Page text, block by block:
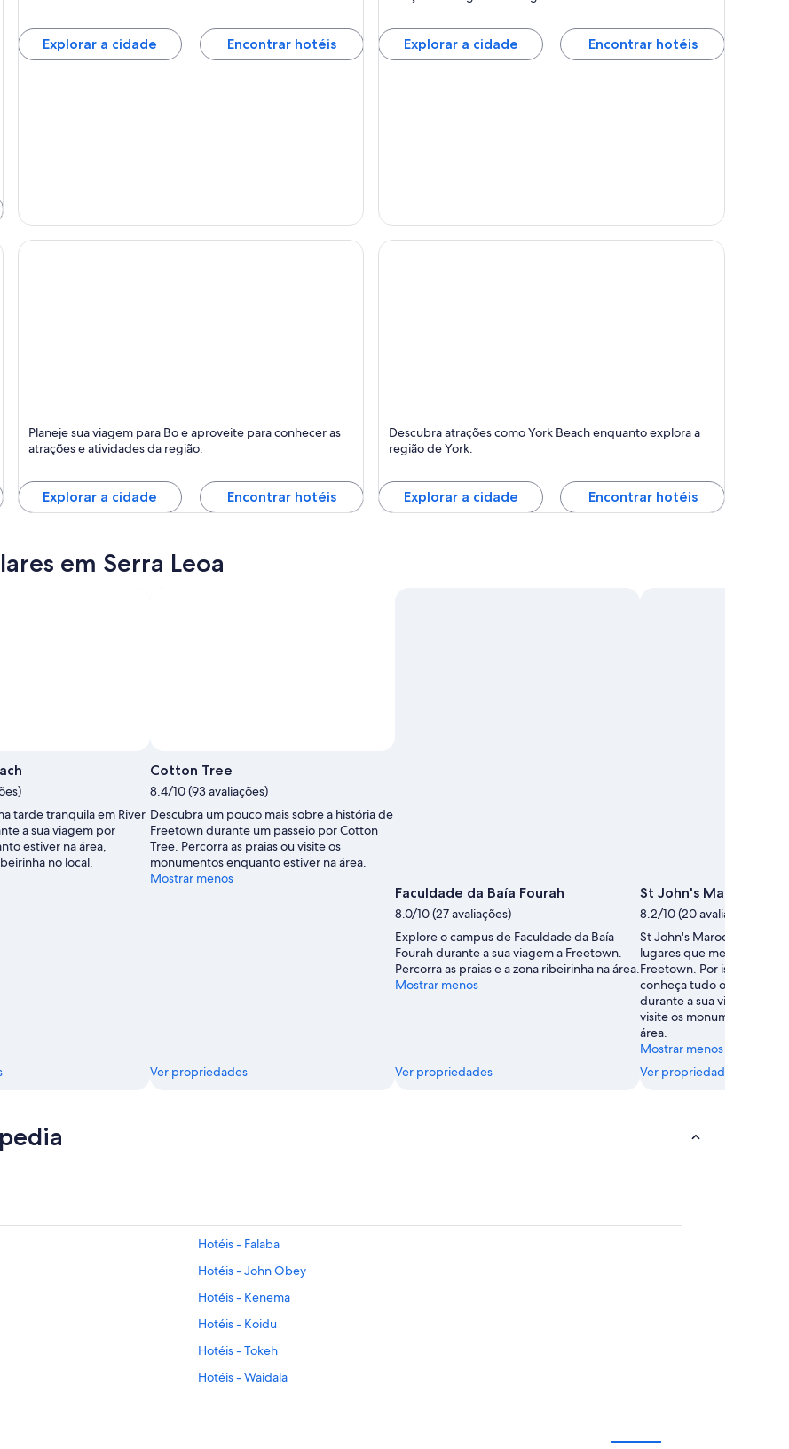
Explorar a cidade Encontrar hotéis Explorar a cidade Encontrar hotéis
Planeje sua viagem para Bo e aproveite para conhecer as
atrações e atividades da região.
Explorar a cidade Encontrar hotéis
Descubra atrações como York Beach enquanto explora a
região de York.
Explorar a cidade Encontrar hotéis
em Serra Leoa
tarde tranquila em River
a sua viagem por
estiver na área,
no local.
Cotton Tree
8.4/10 (93 avaliações)
Descubra um pouco mais sobre a história de
Freetown durante um passeio por Cotton
Tree. Percorra as praias ou visite os
monumentos enquanto estiver na área.
Mostrar menos
Ver propriedades
Faculdade da Baía Fourah
8.0/10 (27 avaliações)
Explore o campus de Faculdade da Baía
Fourah durante a sua viagem a Freetown.
Percorra as praias e a zona ribeirinha na área.
Mostrar menos
Ver propriedades
St John's Maroon
8.2/10 (20 avaliações)
St John's Maroon Church
lugares que merecem
Freetown. Por isso,
conheça tudo o que o
durante a sua viagem.
visite os monumentos
área.
Mostrar menos
Ver propriedades
Hotéis - Falaba
Hotéis - John Obey
Hotéis - Kenema
Hotéis - Koidu
Hotéis - Tokeh
Hotéis - Waidala